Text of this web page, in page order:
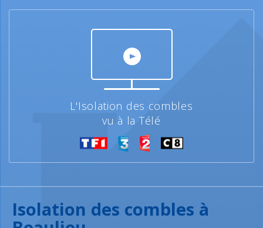
L'Isolation des combles
vu à la Télé
Isolation des combles à